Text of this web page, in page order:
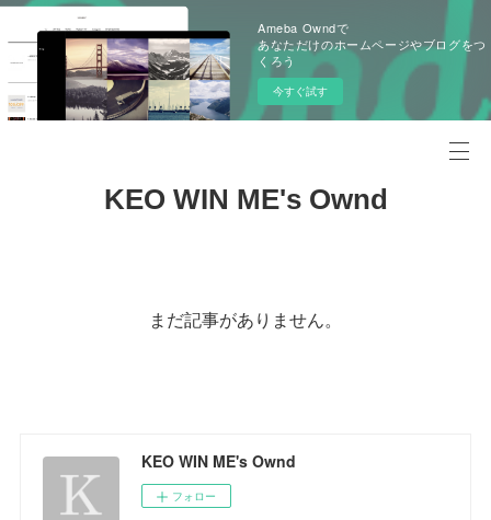
Ameba Owndで
あなただけのホームページやブログをつ
くろう
今すぐ試す
KEO WIN ME's Ownd
まだ記事がありません。
KEO WIN ME's Ownd
フォロー